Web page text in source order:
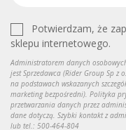
Potwierdzam, że
sklepu internetowego.
Administratorem danych
jest Sprzedawca (Rider Group Sp z
na podstawach wskazanych
marketing bezpośredni). Polityka
przetwarzania danych przez
dane dotyczą. Szybki kontakt z
lub tel.: 500-464-804